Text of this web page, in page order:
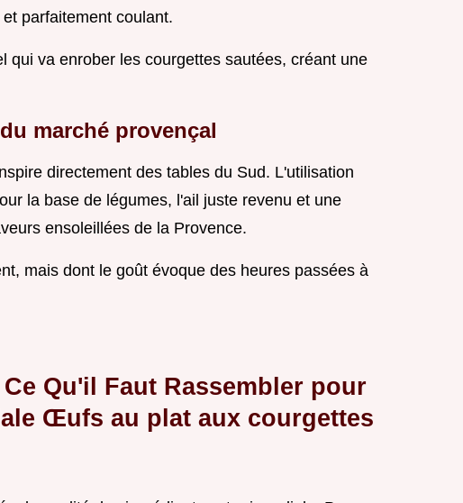
parfaitement coulant.
qui va enrober les courgettes sautées, créant une
marché provençal
directement des tables du Sud. L'utilisation
la base de légumes, l'ail juste revenu et une
ensoleillées de la Provence.
mais dont le goût évoque des heures passées à
Qu'il Faut Rassembler pour
Œufs au plat aux courgettes